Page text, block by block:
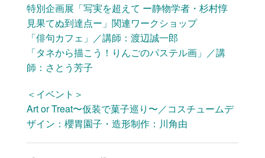
特別企画展「写実を超えて ー静物学者・杉村惇
見果てぬ到達点ー」関連ワークショップ
「俳句カフェ」／講師：渡辺誠一郎
「タネから描こう！りんごのパステル画」／講
師：さとう芳子
＜イベント＞
Art or Treat〜仮装で菓子巡り〜／コスチュームデ
ザイン：櫻胃園子・造形制作：川角由